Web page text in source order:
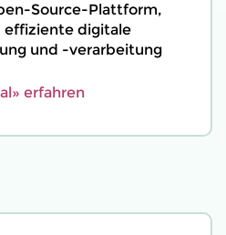
Source-Plattform,
effiziente digitale
und -verarbeitung
erfahren